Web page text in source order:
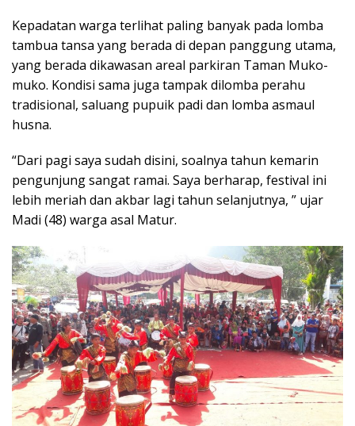
Kepadatan warga terlihat paling banyak pada lomba
tambua tansa yang berada di depan panggung utama,
yang berada dikawasan areal parkiran Taman Muko-
muko. Kondisi sama juga tampak dilomba perahu
tradisional, saluang pupuik padi dan lomba asmaul
husna.
“Dari pagi saya sudah disini, soalnya tahun kemarin
pengunjung sangat ramai. Saya berharap, festival ini
lebih meriah dan akbar lagi tahun selanjutnya, ” ujar
Madi (48) warga asal Matur.